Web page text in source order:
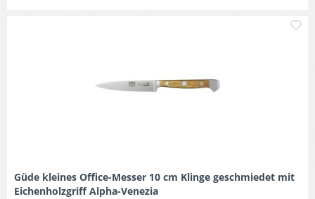
Güde kleines Office-Messer 10 cm Klinge geschmiedet mit
Eichenholzgriff Alpha-Venezia